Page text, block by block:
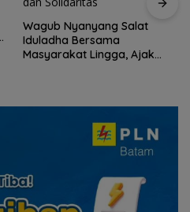
Wagub Nyanyang Salat
Iduladha Bersama
Masyarakat Lingga, Ajak